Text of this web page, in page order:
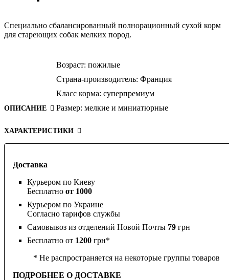
Доставка
Курьером по Киеву
Бесплатно от 1000
Курьером по Украине
Согласно тарифов службы
Самовывоз из отделений Новой Почты 79 грн
Бесплатно от 1200 грн*
* Не распространяется на некоторые группы товаров
ПОДРОБНЕЕ О ДОСТАВКЕ
Специально сбалансированный полнорационный сухой корм
для стареющих собак мелких пород.
ОПИСАНИЕ
Возраст: пожилые
Страна-производитель: Франция
Класс корма: суперпремиум
Размер: мелкие и миниатюрные
ХАРАКТЕРИСТИКИ